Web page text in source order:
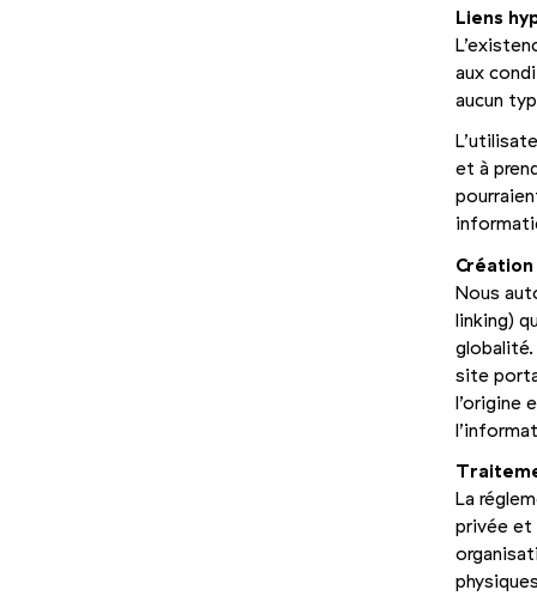
Liens
aux
aucun
et à
Création
Nous
linking)
globalité.
site
l’origine
La
privée et